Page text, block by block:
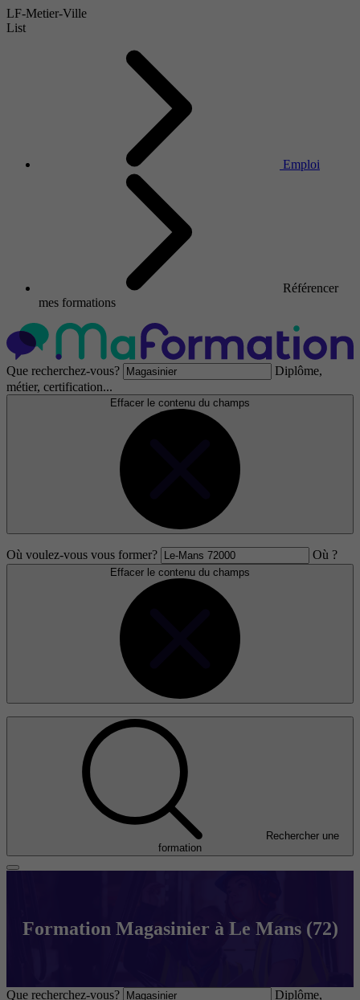
LF-Metier-Ville
List
Emploi
Référencer
mes formations
Que recherchez-vous?
Diplôme,
métier, certification...
Effacer le contenu du champs
Où voulez-vous vous former? Où ?
Effacer le contenu du champs
Rechercher une
formation
Formation Magasinier à Le Mans (72)
Que recherchez-vous?
Diplôme,